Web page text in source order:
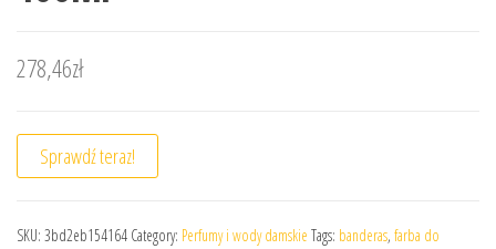
278,46zł
Sprawdź teraz!
SKU: 3bd2eb154164 Category: Perfumy i wody damskie Tags: banderas, farba do